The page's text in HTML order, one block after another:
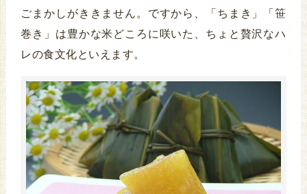
ごまかしがききません。ですから、「ちまき」「笹
巻き」は豊かな米どころに咲いた、ちょと贅沢なハ
レの食文化といえます。